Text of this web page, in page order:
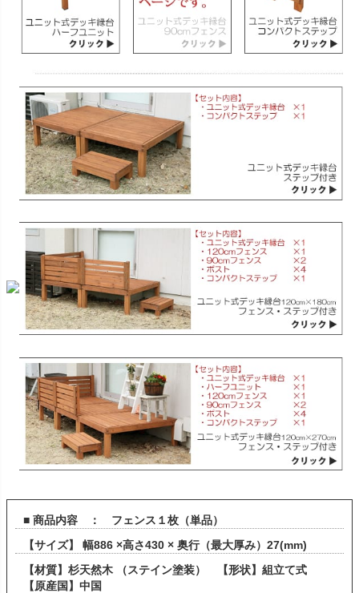
■ 商品内容 ： フェンス１枚（単品）
【サイズ】 幅886 ×高さ430 × 奥行（最大厚み）27(mm)
【材質】杉天然木 （ステイン塗装） 【形状】組立て式
【原産国】中国